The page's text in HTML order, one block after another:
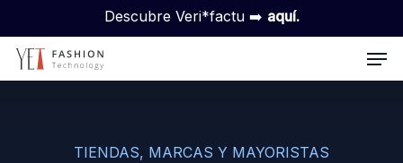
to
main
content
Descubre Veri*factu ➡️ aquí.
TIENDAS, MARCAS Y MAYORISTAS